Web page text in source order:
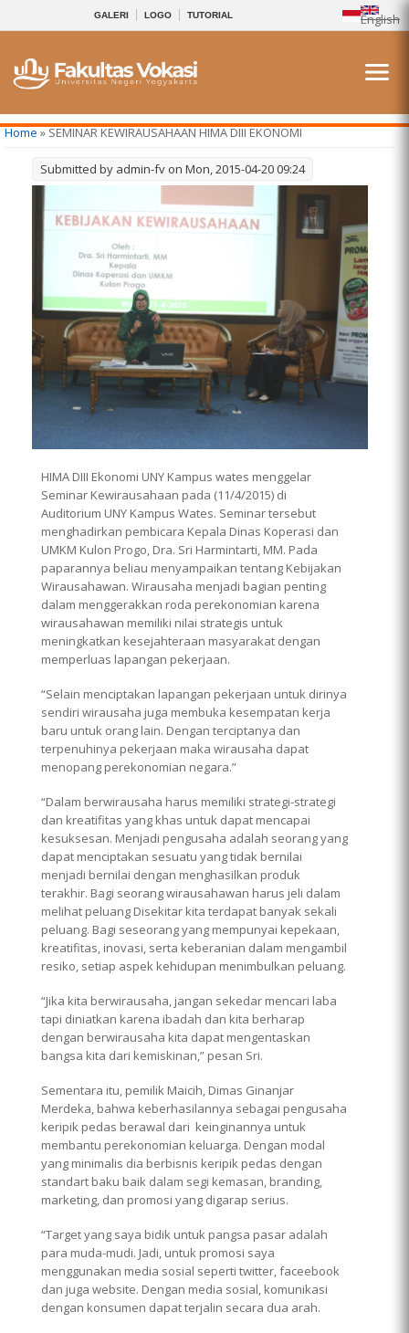
English
GALERI LOGO TUTORIAL
You are here
Home» SEMINAR KEWIRAUSAHAAN HIMA DIII EKONOMI
Submitted by admin-fv on Mon, 2015-04-20 09:24
HIMA DIII Ekonomi UNY Kampus wates menggelar
Seminar Kewirausahaan pada (11/4/2015) di
Auditorium UNY Kampus Wates. Seminar tersebut
menghadirkan pembicara Kepala Dinas Koperasi dan
UMKM Kulon Progo, Dra. Sri Harmintarti, MM. Pada
paparannya beliau menyampaikan tentang Kebijakan
Wirausahawan. Wirausaha menjadi bagian penting
dalam menggerakkan roda perekonomian karena
wirausahawan memiliki nilai strategis untuk
meningkatkan kesejahteraan masyarakat dengan
memperluas lapangan pekerjaan.
“Selain menciptakan lapangan pekerjaan untuk dirinya
sendiri wirausaha juga membuka kesempatan kerja
baru untuk orang lain. Dengan terciptanya dan
terpenuhinya pekerjaan maka wirausaha dapat
menopang perekonomian negara.”
“Dalam berwirausaha harus memiliki strategi-strategi
dan kreatifitas yang khas untuk dapat mencapai
kesuksesan. Menjadi pengusaha adalah seorang yang
dapat menciptakan sesuatu yang tidak bernilai
menjadi bernilai dengan menghasilkan produk
terakhir. Bagi seorang wirausahawan harus jeli dalam
melihat peluang Disekitar kita terdapat banyak sekali
peluang. Bagi seseorang yang mempunyai kepekaan,
kreatifitas, inovasi, serta keberanian dalam mengambil
resiko, setiap aspek kehidupan menimbulkan peluang.
“Jika kita berwirausaha, jangan sekedar mencari laba
tapi diniatkan karena ibadah dan kita berharap
dengan berwirausaha kita dapat mengentaskan
bangsa kita dari kemiskinan,” pesan Sri.
Sementara itu, pemilik Maicih, Dimas Ginanjar
Merdeka, bahwa keberhasilannya sebagai pengusaha
keripik pedas berawal dari keinginannya untuk
membantu perekonomian keluarga. Dengan modal
yang minimalis dia berbisnis keripik pedas dengan
standart baku baik dalam segi kemasan, branding,
marketing, dan promosi yang digarap serius.
“Target yang saya bidik untuk pangsa pasar adalah
para muda-mudi. Jadi, untuk promosi saya
menggunakan media sosial seperti twitter, faceebook
dan juga website. Dengan media sosial, komunikasi
dengan konsumen dapat terjalin secara dua arah.